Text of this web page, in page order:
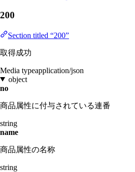
200
Section titled “200”
取得成功
Media typeapplication/json
object
no
商品属性に付与されている連番
string
name
商品属性の名称
string